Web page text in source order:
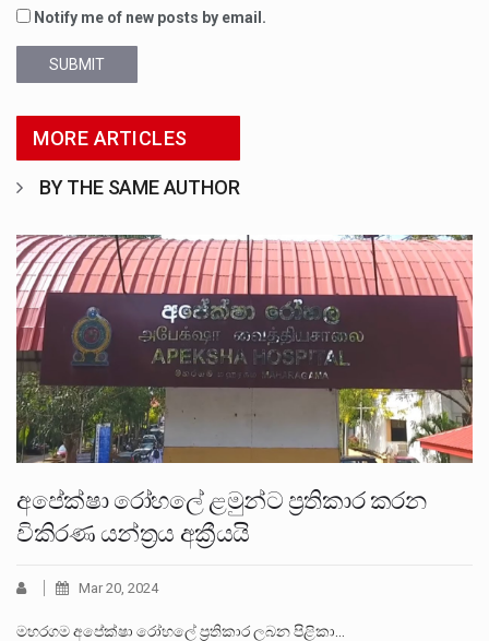
Notify me of new posts by email.
SUBMIT
MORE ARTICLES
BY THE SAME AUTHOR
අපේක්ෂා රෝහලේ ළමුන්ට ප්‍රතිකාර කරන
විකිරණ යන්ත්‍රය අක්‍රීයයි
Mar 20, 2024
මහරගම අපේක්ෂා රෝහලේ ප්‍රතිකාර ලබන පිළිකා…